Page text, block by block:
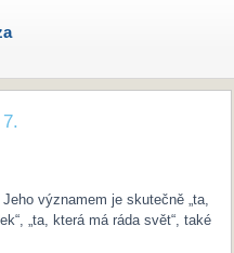
významem je skutečně „ta,
„ta, která má ráda svět“, také